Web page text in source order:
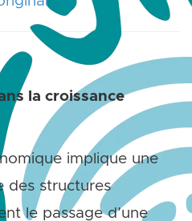
la croissance
implique une
des structures
le passage d’une